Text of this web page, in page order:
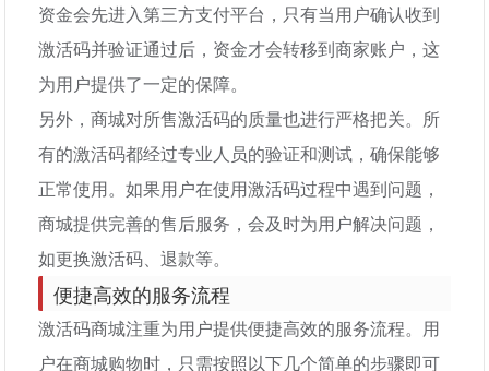
资金会先进入第三方支付平台，只有当用户确认收到
激活码并验证通过后，资金才会转移到商家账户，这
为用户提供了一定的保障。
另外，商城对所售激活码的质量也进行严格把关。所
有的激活码都经过专业人员的验证和测试，确保能够
正常使用。如果用户在使用激活码过程中遇到问题，
商城提供完善的售后服务，会及时为用户解决问题，
如更换激活码、退款等。
便捷高效的服务流程
激活码商城注重为用户提供便捷高效的服务流程。用
户在商城购物时，只需按照以下几个简单的步骤即可